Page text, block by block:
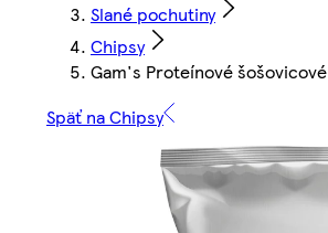
Slané pochutiny
Chipsy
Gam's Proteínové
Späť na Chipsy